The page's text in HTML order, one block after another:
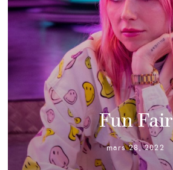
Fun Fair
mars 28, 2022